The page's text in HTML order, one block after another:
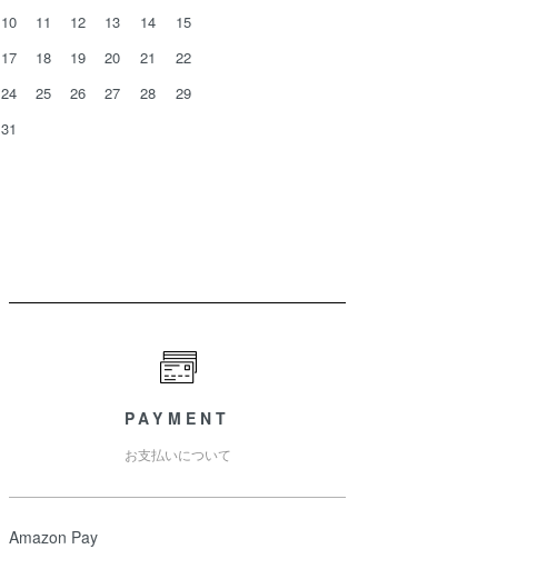
10 11 12 13 14
15
17 18 19 20 21
22
24 25 26 27 28
29
31
PAYMENT
お支払いについて
Amazon Pay